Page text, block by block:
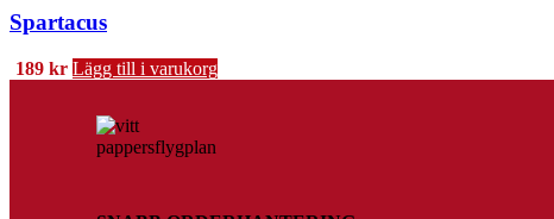
Spartacus
189 kr Lägg till i varukorg